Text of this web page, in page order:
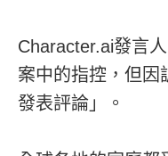
Character.ai發言
案中的指控，但因
發表評論」。